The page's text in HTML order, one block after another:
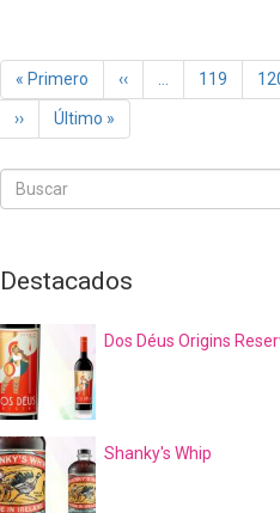
Paginación
Primera
página
« Primero
Página
anterior
‹‹ … Page
119
Siguiente
página
››
Última
página
Último »
Buscar
Buscar
Destacados
Dos Déus Origins
Shanky's Whip